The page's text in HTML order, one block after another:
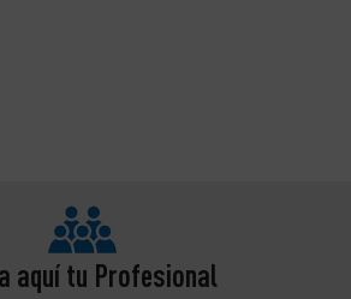
aquí tu Profesional